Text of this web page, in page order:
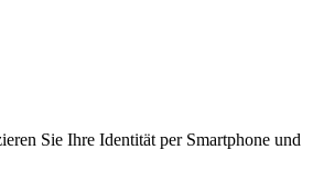
Sie Ihre Identität per Smartphone und